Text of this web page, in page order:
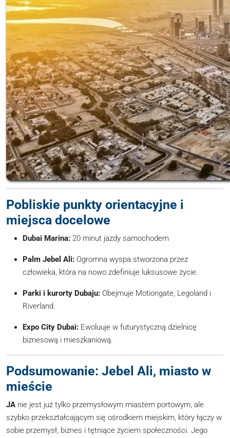
Pobliskie punkty orientacyjne i
miejsca docelowe
Dubai Marina: 20 minut jazdy samochodem
Palm Jebel Ali: Ogromna wyspa stworzona przez
człowieka, która na nowo zdefiniuje luksusowe życie.
Parki i kurorty Dubaju: Obejmuje Motiongate, Legoland i
Riverland.
Expo City Dubai: Ewoluuje w futurystyczną dzielnicę
biznesową i mieszkaniową.
Podsumowanie: Jebel Ali, miasto w
mieście
JA nie jest już tylko przemysłowym miastem portowym, ale
szybko przekształcającym się ośrodkiem miejskim, który łączy w
sobie przemysł, biznes i tętniące życiem społeczności. Jego